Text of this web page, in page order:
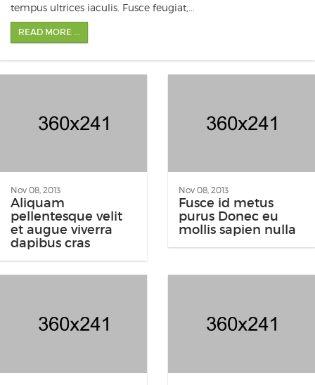
tempus ultrices iaculis. Fusce feugiat,...
READ MORE ...
Nov 08, 2013
Aliquam
pellentesque velit
et augue viverra
dapibus cras
Nov 08, 2013
Fusce id metus
purus Donec eu
mollis sapien nulla